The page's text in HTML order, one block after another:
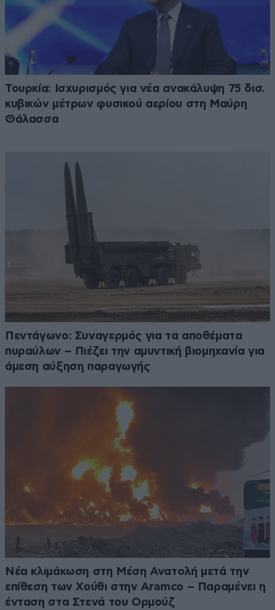
Τουρκία: Ισχυρισμός για νέα ανακάλυψη 75 δισ.
κυβικών μέτρων φυσικού αερίου στη Μαύρη
Θάλασσα
Πεντάγωνο: Συναγερμός για τα αποθέματα
πυραύλων – Πιέζει την αμυντική βιομηχανία για
άμεση αύξηση παραγωγής
Νέα κλιμάκωση στη Μέση Ανατολή μετά την
επίθεση των Χούθι στην Aramco – Παραμένει η
ένταση στα Στενά του Ορμούζ